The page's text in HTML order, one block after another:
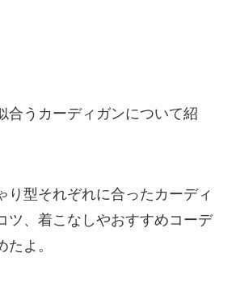
合うカーディガンについて紹
り型それぞれに合ったカーディ
ツ、着こなしやおすすめコーデ
よ。